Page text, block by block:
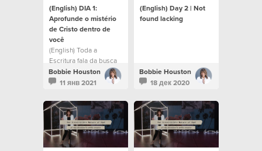
(English) DIA 1:
Aprofunde o mistério
de Cristo dentro de
você
(English) Toda a
Escritura fala da busca
de significado e
propósito.
Bobbie Houston
11 янв 2021
(English) Day 2 | Not
found lacking
Bobbie Houston
18 дек 2020